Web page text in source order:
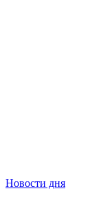
Новости дня